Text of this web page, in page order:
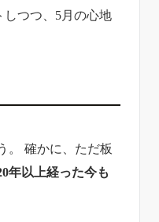
しつつ、5月の心地
。 確かに、ただ板
年以上経った今も